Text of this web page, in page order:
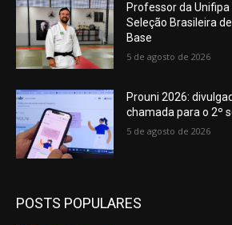
Professor da
Seleção Brasileira
Base
5 de agosto de 2026
Prouni 2026:
chamada para o 2º
5 de agosto de 2026
POSTS POPULARES